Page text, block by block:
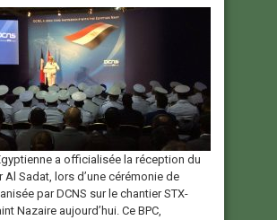
a officialisée la réception du
Al Sadat, lors d’une cérémonie de
par DCNS sur le chantier STX-
Nazaire aujourd’hui. Ce BPC,